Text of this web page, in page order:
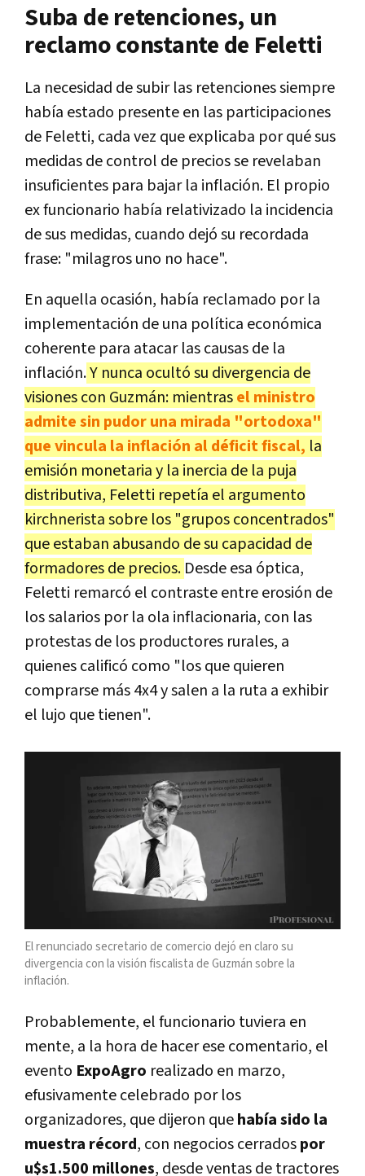
Suba de retenciones, un
reclamo constante de Feletti
La necesidad de subir las retenciones siempre
había estado presente en las participaciones
de Feletti, cada vez que explicaba por qué sus
medidas de control de precios se revelaban
insuficientes para bajar la inflación. El propio
ex funcionario había relativizado la incidencia
de sus medidas, cuando dejó su recordada
frase: "milagros uno no hace".
En aquella ocasión, había reclamado por la
implementación de una política económica
coherente para atacar las causas de la
inflación.Y nunca ocultó su divergencia de
visiones con Guzmán: mientrasel ministro
admite sin pudor una mirada "ortodoxa"
que vincula la inflación al déficit fiscal, la
emisión monetaria y la inercia de la puja
distributiva, Feletti repetía el argumento
kirchnerista sobre los "grupos concentrados"
que estaban abusando de su capacidad de
formadores de precios. Desde esa óptica,
Feletti remarcó el contraste entre erosión de
los salarios por la ola inflacionaria, con las
protestas de los productores rurales, a
quienes calificó como "los que quieren
comprarse más 4x4 y salen a la ruta a exhibir
el lujo que tienen".
El renunciado secretario de comercio dejó en claro su
divergencia con la visión fiscalista de Guzmán sobre la
inflación.
Probablemente, el funcionario tuviera en
mente, a la hora de hacer ese comentario, el
evento ExpoAgro realizado en marzo,
efusivamente celebrado por los
organizadores, que dijeron quehabía sido la
muestra récord, con negocios cerradospor
u$s1.500 millones, desde ventas de tractores